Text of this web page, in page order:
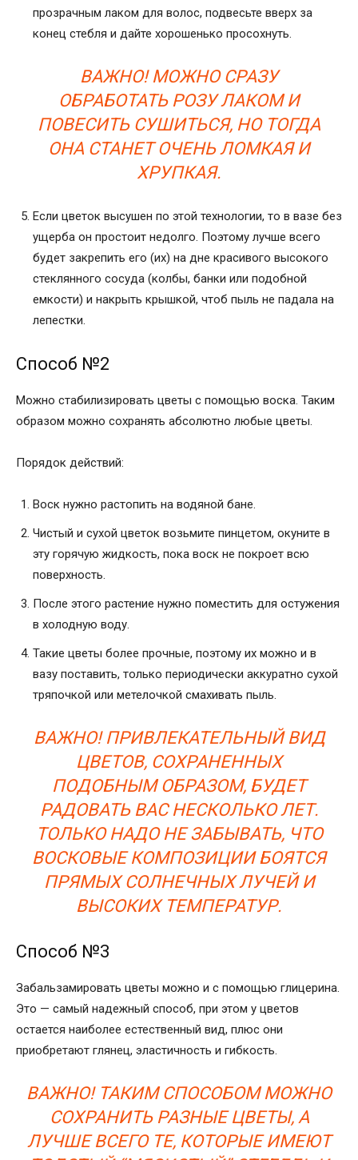
прозрачным лаком для волос, подвесьте вверх за
конец стебля и дайте хорошенько просохнуть.
ВАЖНО! МОЖНО СРАЗУ
ОБРАБОТАТЬ РОЗУ ЛАКОМ И
ПОВЕСИТЬ СУШИТЬСЯ, НО ТОГДА
ОНА СТАНЕТ ОЧЕНЬ ЛОМКАЯ И
ХРУПКАЯ.
Если цветок высушен по этой технологии, то в вазе без
ущерба он простоит недолго. Поэтому лучше всего
будет закрепить его (их) на дне красивого высокого
стеклянного сосуда (колбы, банки или подобной
емкости) и накрыть крышкой, чтоб пыль не падала на
лепестки.
Способ №2
Можно стабилизировать цветы с помощью воска. Таким
образом можно сохранять абсолютно любые цветы.
Порядок действий:
Воск нужно растопить на водяной бане.
Чистый и сухой цветок возьмите пинцетом, окуните в
эту горячую жидкость, пока воск не покроет всю
поверхность.
После этого растение нужно поместить для остужения
в холодную воду.
Такие цветы более прочные, поэтому их можно и в
вазу поставить, только периодически аккуратно сухой
тряпочкой или метелочкой смахивать пыль.
ВАЖНО! ПРИВЛЕКАТЕЛЬНЫЙ ВИД
ЦВЕТОВ, СОХРАНЕННЫХ
ПОДОБНЫМ ОБРАЗОМ, БУДЕТ
РАДОВАТЬ ВАС НЕСКОЛЬКО ЛЕТ.
ТОЛЬКО НАДО НЕ ЗАБЫВАТЬ, ЧТО
ВОСКОВЫЕ КОМПОЗИЦИИ БОЯТСЯ
ПРЯМЫХ СОЛНЕЧНЫХ ЛУЧЕЙ И
ВЫСОКИХ ТЕМПЕРАТУР.
Способ №3
Забальзамировать цветы можно и с помощью глицерина.
Это — самый надежный способ, при этом у цветов
остается наиболее естественный вид, плюс они
приобретают глянец, эластичность и гибкость.
ВАЖНО! ТАКИМ СПОСОБОМ МОЖНО
СОХРАНИТЬ РАЗНЫЕ ЦВЕТЫ, А
ЛУЧШЕ ВСЕГО ТЕ, КОТОРЫЕ ИМЕЮТ